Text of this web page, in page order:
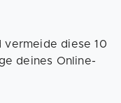
vermeide diese 10
deines Online-